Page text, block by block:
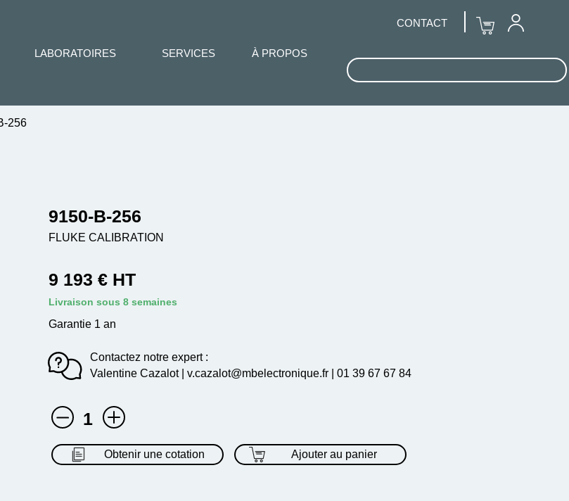
256
9150-B-256
FLUKE CALIBRATION
9 193 € HT
Garantie 1 an
Livraison sous 8 semaines
Contactez notre expert :
Valentine Cazalot | v.cazalot@mbelectronique.fr | 01 39 67 67 84
1
Obtenir une cotation Ajouter au panier
CONTACT
LABORATOIRES SERVICES À PROPOS